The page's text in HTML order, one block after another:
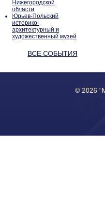
Нижегородской
области
Юрьев-Польский
историко-
архитектурный и
художественный музей
ВСЕ СОБЫТИЯ
© 2026